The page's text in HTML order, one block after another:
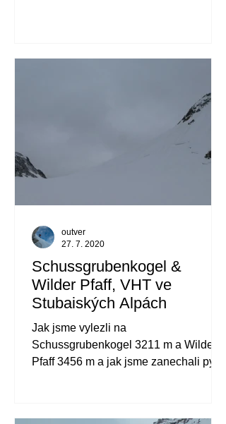
Schussgrubenkogel &
Wilder Pfaff, VHT ve
Stubaiských Alpách
Jak jsme vylezli na
Schussgrubenkogel 3211 m a Wilder
Pfaff 3456 m a jak jsme zanechali pytel
outver
27. 7. 2020